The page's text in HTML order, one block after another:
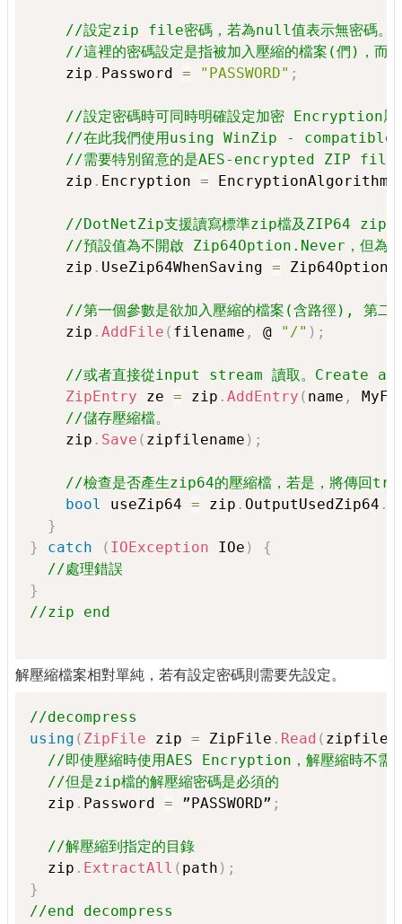
//設定zip file密碼，若為null值表示無密碼。
//這裡的密碼設定是指被加入壓縮的檔案(們)，而
    zip
. Password = "PASSWORD" ;
//設定密碼時可同時明確設定加密 Encryption屬
//在此我們使用using WinZip -
//需要特別留意的是AES-encrypted ZIP file在
    zip
. Encryption = EncryptionAlgorithm
//DotNetZip支援讀寫標準zip檔及ZIP64
//預設值為不開啟 Zip64Option.Never，但為避免
    zip
. UseZip64WhenSaving = Zip64Option
//第一個參數是欲加入壓縮的檔案(含路徑), 第二個
    zip
. AddFile ( filename , @ "/" ) ;
//或者直接從input stream 讀取。
ZipEntry ze = zip . AddEntry ( name ,
//儲存壓縮檔。
    zip
. Save ( zipfilename ) ;
//檢查是否產生zip64的壓縮檔，若是，將傳回
bool
useZip64 = zip . OutputUsedZip64 .
}
}
catch ( IOException IOe )
{
//處理錯誤
}
//zip end
解壓縮檔案相對單純，若有設定密碼則需要先設定。
//decompress
using ( ZipFile zip = ZipFile . Read (
//即使壓縮時使用AES Encryption，解壓縮時不需
//但是zip檔的解壓縮密碼是必須的
  zip
. Password = ”PASSWORD” ;
//解壓縮到指定的目錄
  zip
. ExtractAll ( path ) ;
}
//end decompress